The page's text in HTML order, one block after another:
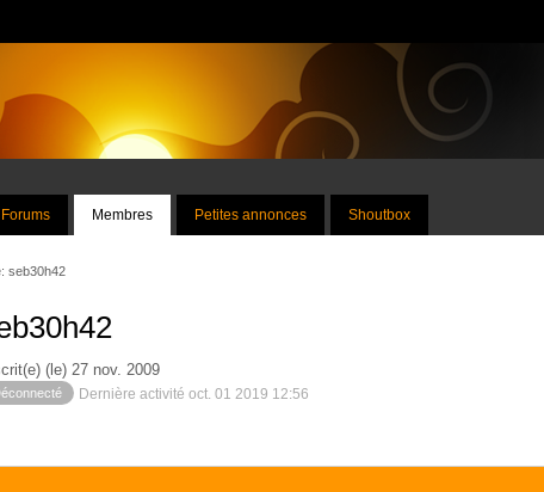
Forums Membres Petites annonces Shoutbox
seb30h42
(le) 27 nov. 2009
Dernière activité oct. 01 2019 12:56